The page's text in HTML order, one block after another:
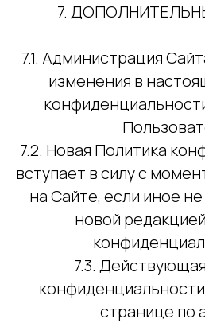
7.
7.1. Администрация
изменения в
7.2. Новая Политика
вступает в силу с
на Сайте, если иное
новой
7.3.
странице по